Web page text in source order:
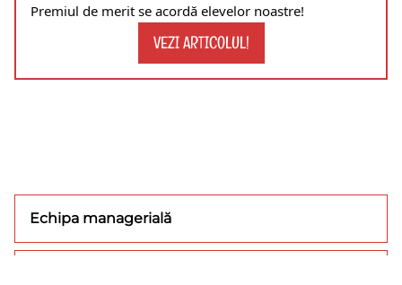
Premiul de merit se acordă elevelor noastre!
VEZI ARTICOLUL!
Echipa managerială